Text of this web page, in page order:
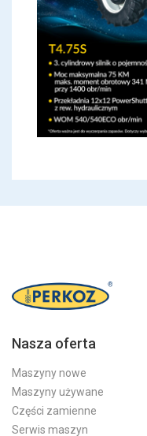
Nasza oferta
Maszyny nowe
Maszyny używane
Części zamienne
Serwis maszyn